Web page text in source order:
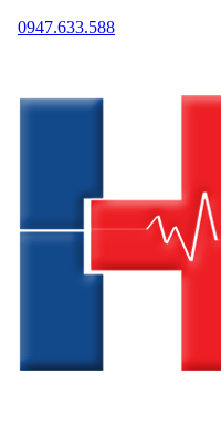
0947.633.588